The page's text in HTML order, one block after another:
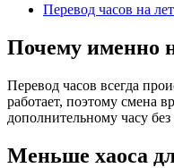
Перевод часов на
Почему именно
Перевод часов всегда
работает, поэтому смена
дополнительному часу без
Меньше хаоса